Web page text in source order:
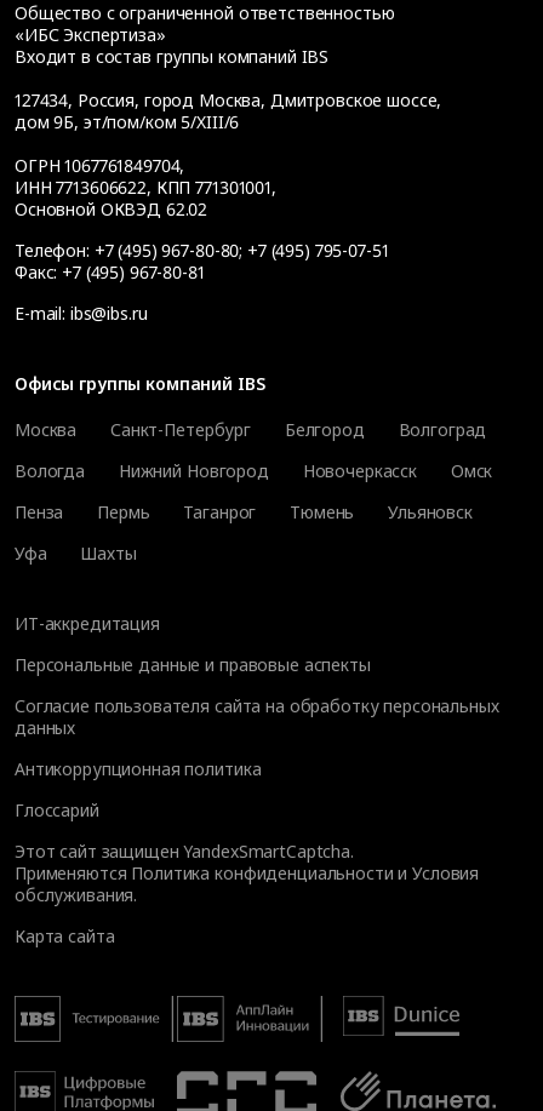
Общество с ограниченной ответственностью
«ИБС Экспертиза»
Входит в состав группы компаний IBS
127434, Россия, город Москва, Дмитровское шоссе,
дом 9Б, эт/пом/ком 5/XIII/6
ОГРН 1067761849704,
ИНН 7713606622, КПП 771301001,
Основной ОКВЭД 62.02
Телефон: +7 (495) 967-80-80; +7 (495) 795-07-51
Факс: +7 (495) 967-80-81
E-mail: ibs@ibs.ru
Офисы группы компаний IBS
Москва
Санкт-Петербург Белгород
Волгоград
Вологда
Нижний Новгород Новочеркасск
Омск
Пенза
Пермь Таганрог Тюмень
Ульяновск
Уфа
Шахты
ИТ-аккредитация
Персональные данные и правовые аспекты
Согласие пользователя сайта на обработку персональных
данных
Антикоррупционная политика
Глоссарий
Этот сайт защищен YandexSmartCaptcha.
Применяются Политика конфиденциальности иУсловия
обслуживания.
Карта сайта